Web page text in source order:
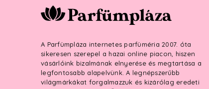
A Parfümpláza internetes parfüméria 2007. óta
sikeresen szerepel a hazai online piacon, hiszen
vásárlóink bizalmának elnyerése és megtartása a
legfontosabb alapelvünk. A legnépszerűbb
világmárkákat forgalmazzuk és kizárólag eredeti